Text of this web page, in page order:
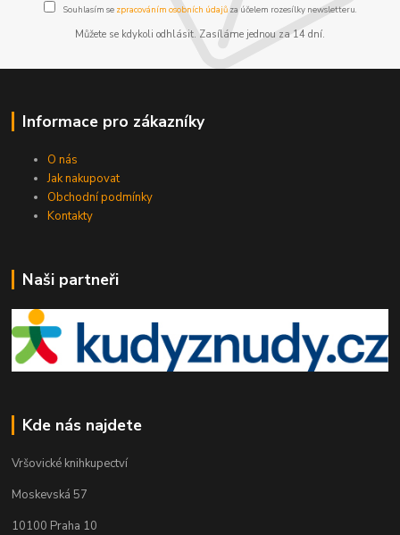
Souhlasím se zpracováním osobních údajůza účelem rozesílky newsletteru.
Můžete se kdykoli odhlásit. Zasíláme jednou za 14 dní.
Informace pro zákazníky
O nás
Jak nakupovat
Obchodní podmínky
Kontakty
Naši partneři
Kde nás najdete
Vršovické knihkupectví
Moskevská 57
10100 Praha 10